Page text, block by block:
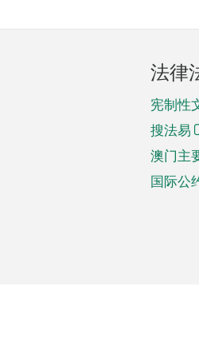
法律
宪制性
搜法易
澳门主
国际公